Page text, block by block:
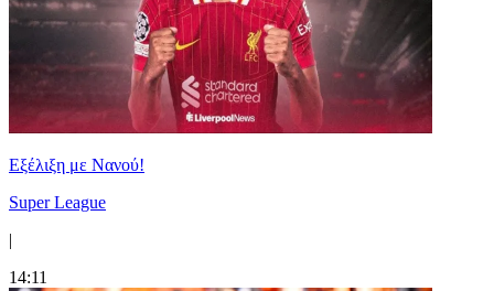
Εξέλιξη με Νανού!
Super League
|
14:11